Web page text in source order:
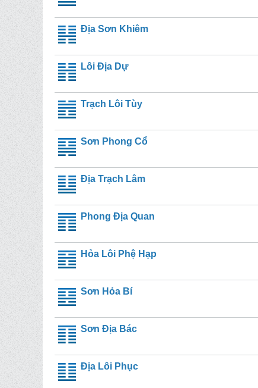
Địa Sơn Khiêm
Lôi Địa Dự
Trạch Lôi Tùy
Sơn Phong Cổ
Địa Trạch Lâm
Phong Địa Quan
Hỏa Lôi Phệ Hạp
Sơn Hỏa Bí
Sơn Địa Bác
Địa Lôi Phục